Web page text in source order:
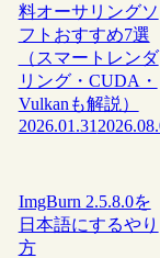
料オーサリングソ
フトおすすめ7選
（スマートレンダ
リング・CUDA・
Vulkanも解説）
2026.01.31
ImgBurn 2.5.8.0を
日本語にするやり
方